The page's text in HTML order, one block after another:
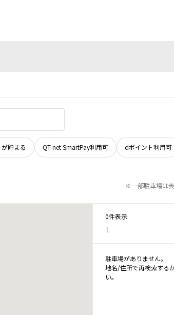
貯まる QT-net SmartPay利用可 dポイント利用可
※一部駐車場は
0件表示
1
駐車場がありません。
地名/住所で再検索する
い。